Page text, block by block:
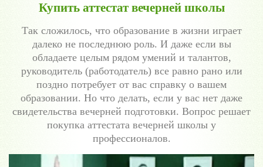
Купить аттестат вечерней школы
Так сложилось, что образование в жизни играет
далеко не последнюю роль. И даже если вы
обладаете целым рядом умений и талантов,
руководитель (работодатель) все равно рано или
поздно потребует от вас справку о вашем
образовании. Но что делать, если у вас нет даже
свидетельства вечерней подготовки. Вопрос решает
покупка аттестата вечерней школы у
профессионалов.